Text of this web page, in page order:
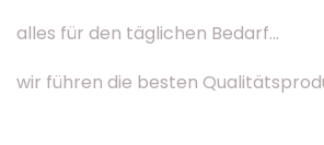
alles für den täglichen Bedarf...
wir führen die besten